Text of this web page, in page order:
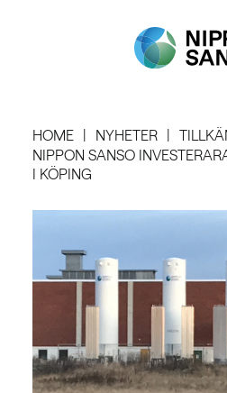
HOME NYHETER
NIPPON SANSO
I KÖPING